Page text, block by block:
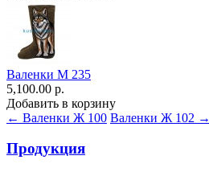
Валенки М 235
5,100.00 р.
Добавить в корзину
← Валенки Ж 100 Валенки Ж 102 →
Продукция